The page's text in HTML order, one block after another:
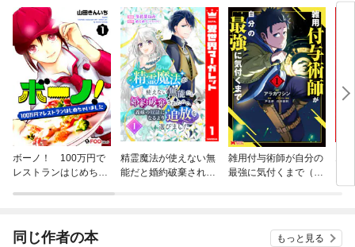
ボーノ！ 100万円で
レストランはじめちゃ
精霊魔法が使えない無
能だと婚約破棄された
雑用付与術師が自分の
最強に気付くまで（コ
同じ作者の本 もっと見る